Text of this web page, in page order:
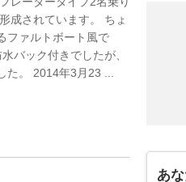
成されています。 ちょ
ファルトボート風で
バック付きでしたが、
。 2014年3月23 ...
あ